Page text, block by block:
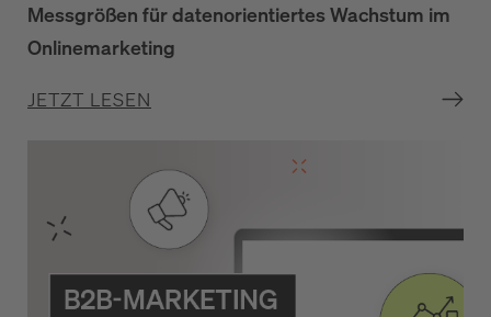
Messgrößen für datenorientiertes Wachstum im
Onlinemarketing
JETZT LESEN